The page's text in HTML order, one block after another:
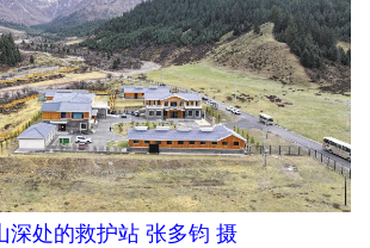
深处的救护站 张多钧 摄